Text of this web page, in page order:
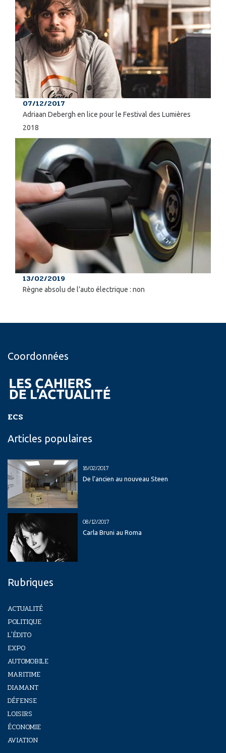
07/12/2017
Adriaan Debergh en lice pour le Festival des Lumières
2018
13/02/2019
Règne absolu de l’auto électrique : non
Coordonnées
ECS
Articles populaires
16/02/2017
De l’ancien au nouveau Steen
08/12/2017
Carla Bruni au Roma
Rubriques
ACTUALITÉ
POLITIQUE
L'ÉDITO
EXPO
AUTOMOBILE
MARITIME
DIAMANT
DÉFENSE
LOISIRS
ÉCONOMIE
AVIATION